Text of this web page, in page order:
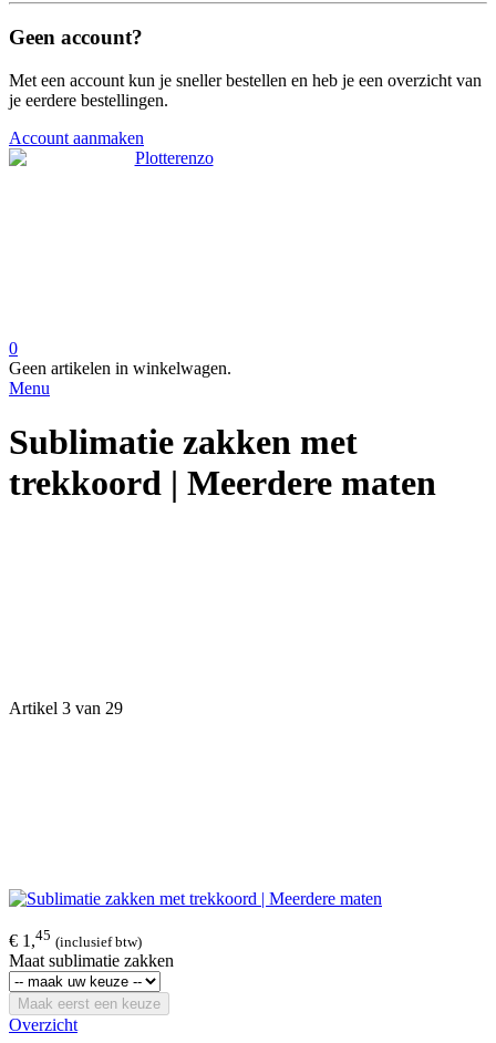
Geen account?
Met een account kun je sneller bestellen en heb je een overzicht van
je eerdere bestellingen.
Account aanmaken
0
Geen artikelen in winkelwagen.
Menu
Sublimatie zakken met
trekkoord | Meerdere maten
Artikel 3 van 29
€ 1,45 (inclusief btw)
Maat sublimatie zakken
Maak eerst een keuze
Overzicht